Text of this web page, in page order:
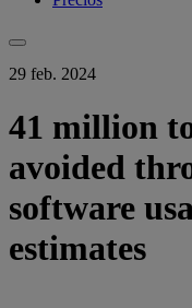
29 feb. 2024
41 million
avoided
software
estimates